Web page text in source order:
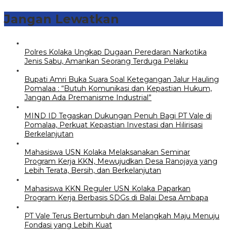
Jangan Lewatkan
Polres Kolaka Ungkap Dugaan Peredaran Narkotika
Jenis Sabu, Amankan Seorang Terduga Pelaku
Bupati Amri Buka Suara Soal Ketegangan Jalur Hauling
Pomalaa : “Butuh Komunikasi dan Kepastian Hukum,
Jangan Ada Premanisme Industrial”
MIND ID Tegaskan Dukungan Penuh Bagi PT Vale di
Pomalaa, Perkuat Kepastian Investasi dan Hilirisasi
Berkelanjutan
Mahasiswa USN Kolaka Melaksanakan Seminar
Program Kerja KKN, Mewujudkan Desa Ranojaya yang
Lebih Terata, Bersih, dan Berkelanjutan
Mahasiswa KKN Reguler USN Kolaka Paparkan
Program Kerja Berbasis SDGs di Balai Desa Ambapa
PT Vale Terus Bertumbuh dan Melangkah Maju Menuju
Fondasi yang Lebih Kuat